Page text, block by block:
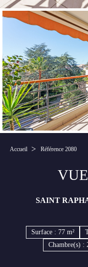
Accueil Référence 2080
SAINT
Surface : 77 m²
Chambre(s) :